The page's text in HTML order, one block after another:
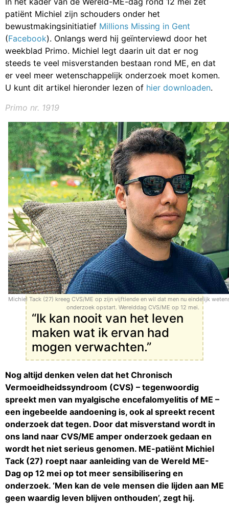
patiënt Michiel zijn schouders onder het
bewustmakingsinitiatief Millions Missing in Gent
(Facebook). Onlangs werd hij geïnterviewd door het
weekblad Primo. Michiel legt daarin uit dat er nog
steeds te veel misverstanden bestaan rond ME, en dat
er veel meer wetenschappelijk onderzoek moet komen.
U kunt dit artikel hieronder lezen of hier downloaden.
Primo nr. 1919
Michiel Tack (27) kreeg CVS/ME op zijn vijftiende en wil dat men nu eindelijk
onderzoek opstart. Werelddag CVS/ME op 12 mei.
“Ik kan nooit van het leven
maken wat ik ervan had
mogen verwachten.”
Nog altijd denken velen dat het Chronisch
Vermoeidheidssyndroom (CVS) – tegenwoordig
spreekt men van myalgische encefalomyelitis of ME –
een ingebeelde aandoening is, ook al spreekt recent
onderzoek dat tegen. Door dat misverstand wordt in
ons land naar CVS/ME amper onderzoek gedaan en
wordt het niet serieus genomen. ME-patiënt Michiel
Tack (27) roept naar aanleiding van de Wereld ME-
Dag op 12 mei op tot meer sensibilisering en
onderzoek. ‘Men kan de vele mensen die lijden aan ME
geen waardig leven blijven onthouden’, zegt hij.